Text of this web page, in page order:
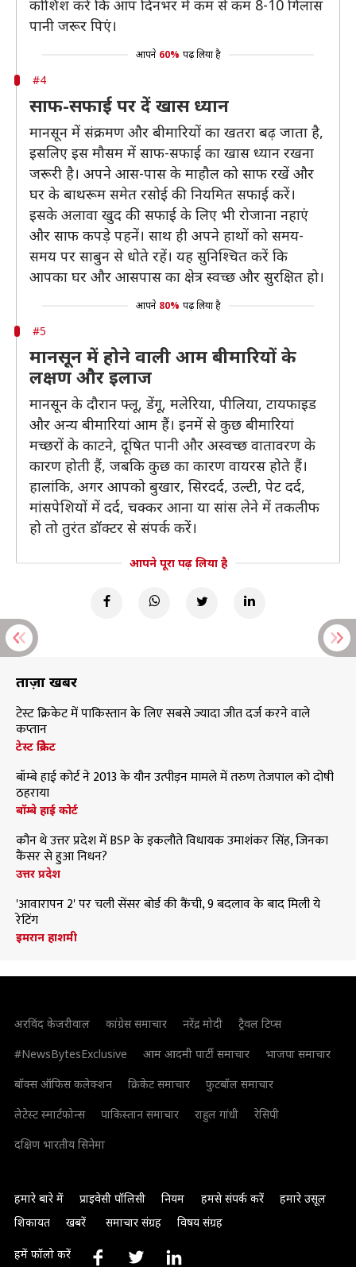
कोशिश करें कि आप दिनभर में कम से कम 8-10 गिलास
पानी जरूर पिएं।
आपने 60% पढ़ लिया है
#4
साफ-सफाई पर दें खास ध्यान
मानसून में संक्रमण और बीमारियों का खतरा बढ़ जाता है,
इसलिए इस मौसम में साफ-सफाई का खास ध्यान रखना
जरूरी है। अपने आस-पास के माहौल को साफ रखें और
घर के बाथरूम समेत रसोई की नियमित सफाई करें।
इसके अलावा खुद की सफाई के लिए भी रोजाना नहाएं
और साफ कपड़े पहनें। साथ ही अपने हाथों को समय-
समय पर साबुन से धोते रहें। यह सुनिश्चित करें कि
आपका घर और आसपास का क्षेत्र स्वच्छ और सुरक्षित हो।
आपने 80% पढ़ लिया है
#5
मानसून में होने वाली आम बीमारियों के
लक्षण और इलाज
मानसून के दौरान फ्लू, डेंगू, मलेरिया, पीलिया, टायफाइड
और अन्य बीमारियां आम हैं। इनमें से कुछ बीमारियां
मच्छरों के काटने, दूषित पानी और अस्वच्छ वातावरण के
कारण होती हैं, जबकि कुछ का कारण वायरस होते हैं।
हालांकि, अगर आपको बुखार, सिरदर्द, उल्टी, पेट दर्द,
मांसपेशियों में दर्द, चक्कर आना या सांस लेने में तकलीफ
हो तो तुरंत डॉक्टर से संपर्क करें।
आपने पूरा पढ़ लिया है
ताज़ा खबरें
टेस्ट क्रिकेट में पाकिस्तान के लिए सबसे ज्यादा जीत दर्ज करने वाले
कप्तान
टेस्ट क्रिकेट
बॉम्बे हाई कोर्ट ने 2013 के यौन उत्पीड़न मामले में तरुण तेजपाल को दोषी
ठहराया
बॉम्बे हाई कोर्ट
कौन थे उत्तर प्रदेश में BSP के इकलौते विधायक उमाशंकर सिंह, जिनका
कैंसर से हुआ निधन?
उत्तर प्रदेश
'आवारापन 2' पर चली सेंसर बोर्ड की कैंची, 9 बदलाव के बाद मिली ये
रेटिंग
इमरान हाशमी
अरविंद केजरीवाल कांग्रेस समाचार नरेंद्र मोदी
ट्रैवल टिप्स
#NewsBytesExclusive
आम आदमी पार्टी समाचार
भाजपा समाचार
बॉक्स ऑफिस कलेक्शन
क्रिकेट समाचार
फुटबॉल समाचार
लेटेस्ट स्मार्टफोन्स
पाकिस्तान समाचार राहुल गांधी
रेसिपी
दक्षिण भारतीय सिनेमा
हमारे बारे में प्राइवेसी पॉलिसी नियम हमसे संपर्क करें
हमारे उसूल
शिकायत
खबरें समाचार संग्रह विषय संग्रह
हमें फॉलो करें